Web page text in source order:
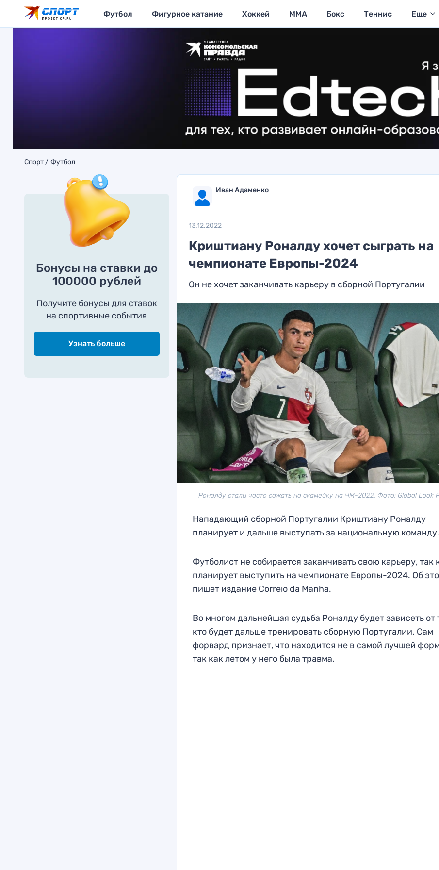
Футбол Фигурное катание Хоккей MMA Бокс Теннис Еще
Спорт Футбол
Бонусы на ставки до
100000 рублей
Получите бонусы для ставок
на спортивные события
Узнать больше
Иван Адаменко
13.12.2022
Криштиану Роналду хочет сыграть на
чемпионате Европы-2024
Он не хочет заканчивать карьеру в сборной Португалии
Роналду стали часто сажать на скамейку на ЧМ-2022. Фото: Global Look
Нападающий сборной Португалии Криштиану Роналду
планирует и дальше выступать за национальную команду.
Футболист не собирается заканчивать свою карьеру, так
планирует выступить на чемпионате Европы-2024. Об
пишет издание Correio da Manha.
Во многом дальнейшая судьба Роналду будет зависеть от
кто будет дальше тренировать сборную Португалии. Сам
форвард признает, что находится не в самой лучшей
так как летом у него была травма.